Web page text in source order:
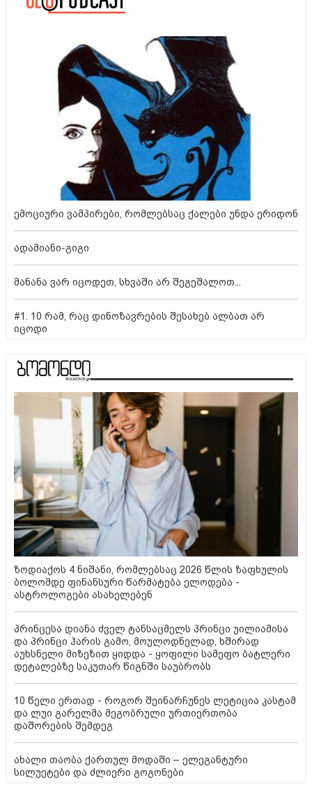
ემოციური ვამპირები, რომლებსაც ქალები უნდა ერიდონ
ადამიანი-გიგი
მანანა ვარ იცოდეთ, სხვაში არ შეგეშალოთ...
#1. 10 რამ, რაც დინოზავრების შესახებ ალბათ არ
იცოდი
ზოდიაქოს 4 ნიშანი, რომლებსაც 2026 წლის ზაფხულის
ბოლომდე ფინანსური წარმატება ელოდება -
ასტროლოგები ასახელებენ
პრინცესა დიანა ძველ ტანსაცმელს პრინცი უილიამისა
და პრინცი ჰარის გამო, მოულოდნელად, ხშირად
აუხსნელი მიზეზით ყიდდა - ყოფილი სამეფო ბატლერი
დეტალებზე საკუთარ წიგნში საუბრობს
10 წელი ერთად - როგორ შეინარჩუნეს ლეტიცია კასტამ
და ლუი გარელმა მეგობრული ურთიერთობა
დაშორების შემდეგ
ახალი თაობა ქართულ მოდაში – ელეგანტური
სილუეტები და ძლიერი გოგონები